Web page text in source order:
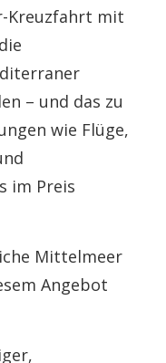
Kreuzfahrt mit
– und das zu
wie Flüge,
im Preis
Mittelmeer
Angebot